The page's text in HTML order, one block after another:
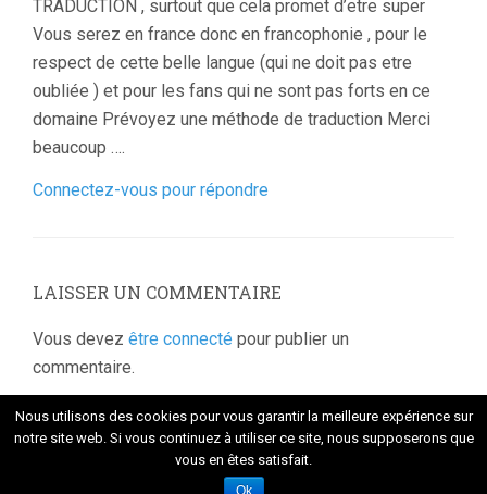
TRADUCTION , surtout que cela promet d’etre super
Vous serez en france donc en francophonie , pour le
respect de cette belle langue (qui ne doit pas etre
oubliée ) et pour les fans qui ne sont pas forts en ce
domaine Prévoyez une méthode de traduction Merci
beaucoup ….
Connectez-vous pour répondre
LAISSER UN COMMENTAIRE
Vous devez être connecté pour publier un
commentaire.
Nous utilisons des cookies pour vous garantir la meilleure expérience sur
notre site web. Si vous continuez à utiliser ce site, nous supposerons que
vous en êtes satisfait.
Ok